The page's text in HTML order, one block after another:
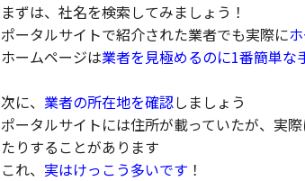
まずは、社名を検索してみましょう！
ポータルサイトで紹介された業者でも実際に
ホームページは業者を見極めるのに1番簡単な
次に、 業者の所在地を確認しましょう
ポータルサイトには住所が載っていたが、実
たりすることがあります
これ、 実はけっこう多いです ！